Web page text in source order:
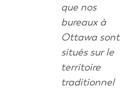
que nos
bureaux à
Ottawa sont
situés sur le
territoire
traditionnel